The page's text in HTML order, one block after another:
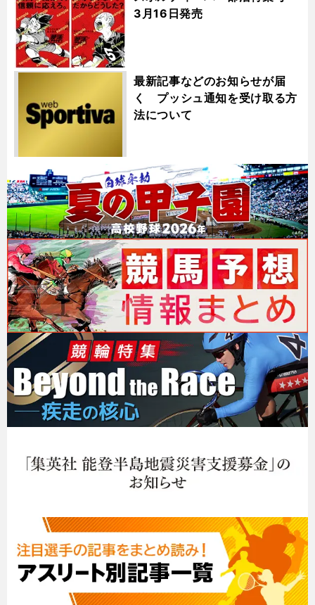
3月16日発売
最新記事などのお知らせが届
く プッシュ通知を受け取る方
法について